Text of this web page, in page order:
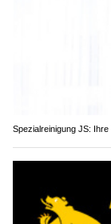
Spezialreinigung JS: